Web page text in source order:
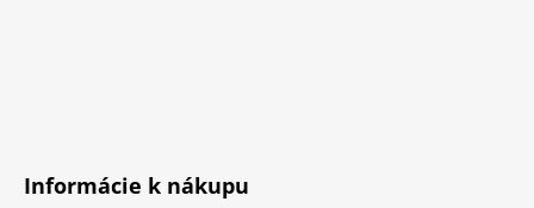
Informácie k nákupu